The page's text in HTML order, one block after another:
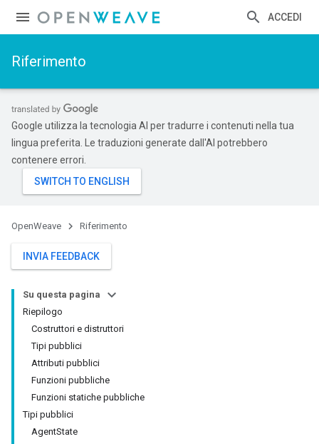
ACCEDI
Riferimento
Google utilizza la tecnologia AI per tradurre i contenuti nella tua
lingua preferita. Le traduzioni generate dall'AI potrebbero
contenere errori.
OpenWeave Riferimento
INVIA FEEDBACK
Su questa pagina
Riepilogo
Costruttori e distruttori
Tipi pubblici
Attributi pubblici
Funzioni pubbliche
Funzioni statiche pubbliche
Tipi pubblici
AgentState